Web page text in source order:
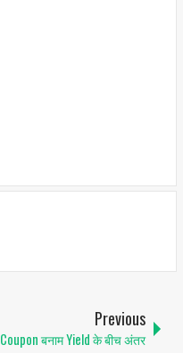
Previous
Coupon बनाम Yield के बीच अंतर